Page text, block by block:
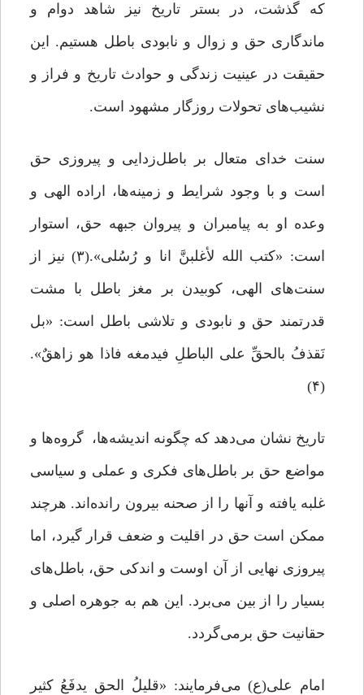
که گذشت، در بستر تاریخ نیز شاهد دوام و
ماندگاری حق و زوال و نابودی باطل هستیم. این
حقیقت در عینیت زندگی و حوادث تاریخ و فراز و
نشیب‌های تحولات روزگار مشهود است.
سنت خدای متعال بر باطل‌زدایی و پیروزی حق
است و با وجود شرایط و زمینه‌ها، اراده الهی و
وعده او به پیامبران و پیروان جبهه حق، استوار
است: «کتب الله لأغلبنَّ انا و رُسُلی».(۳) نیز از
سنت‌های الهی، کوبیدن بر مغز باطل با مشت
قدرتمند حق و نابودی و تلاشی باطل است: «بل
نَقذفُ بالحقِّ علی الباطلِ فیدمغه فاذا هو زاهقٌ».
(۴)
تاریخ نشان می‌دهد که چگونه اندیشه‌ها، گروه‌ها و
مواضع حق بر باطل‌های فکری و عملی و سیاسی
غلبه یافته و آنها را از صحنه بیرون رانده‌اند. هرچند
ممکن است حق در اقلیت و ضعف قرار گیرد، اما
پیروزی نهایی از آن اوست و اندکی حق، باطل‌های
بسیار را از بین می‌برد. این هم به جوهره اصلی و
حقانیت حق برمی‌گردد.
امام علی(ع) می‌فرمایند: «قلیلُ الحق یدفَعُ کثیر